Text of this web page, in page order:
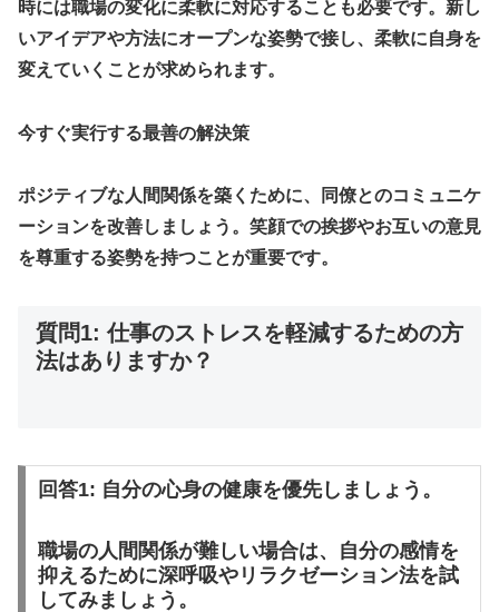
時には職場の変化に柔軟に対応することも必要です。新し
いアイデアや方法にオープンな姿勢で接し、柔軟に自身を
変えていくことが求められます。
今すぐ実行する最善の解決策
ポジティブな人間関係を築くために、同僚とのコミュニケ
ーションを改善しましょう。笑顔での挨拶やお互いの意見
を尊重する姿勢を持つことが重要です。
質問1: 仕事のストレスを軽減するための方
法はありますか？
回答1: 自分の心身の健康を優先しましょう。
職場の人間関係が難しい場合は、自分の感情を
抑えるために深呼吸やリラクゼーション法を試
してみましょう。